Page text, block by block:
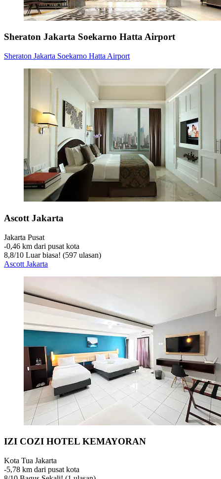
Sheraton Jakarta Soekarno Hatta Airport
Sheraton Jakarta Soekarno Hatta Airport
Ascott Jakarta
Jakarta Pusat
‐0,46 km dari pusat kota
8,8/10 Luar biasa! (597 ulasan)
Ascott Jakarta
IZI COZI HOTEL KEMAYORAN
Kota Tua Jakarta
‐5,78 km dari pusat kota